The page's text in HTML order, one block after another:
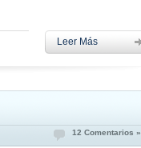
Leer Más
12 Comentarios »